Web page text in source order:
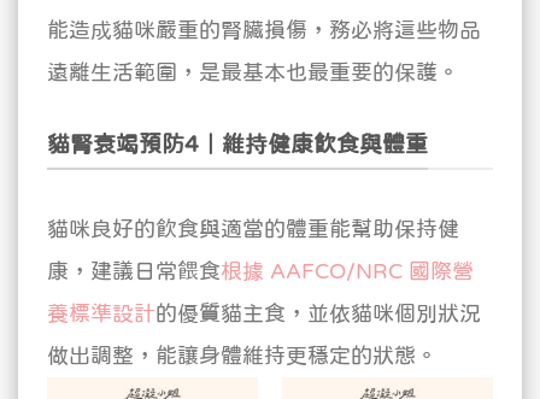
能造成貓咪嚴重的腎臟損傷，務必將這些物品
遠離生活範圍，是最基本也最重要的保護。
貓腎衰竭預防4｜維持健康飲食與體重
貓咪良好的飲食與適當的體重能幫助保持健
康，建議日常餵食根據 AAFCO/NRC 國際營
養標準設計的優質貓主食，並依貓咪個別狀況
做出調整，能讓身體維持更穩定的狀態。